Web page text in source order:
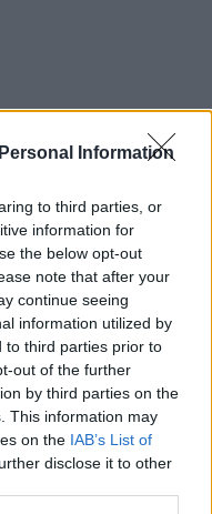
Information
to third parties, or
information for
the below opt-out
note that after your
continue seeing
information utilized by
to third parties prior to
out of the further
by third parties on the
This information may
on the IAB’s List of
disclose it to other
ανέλυσε